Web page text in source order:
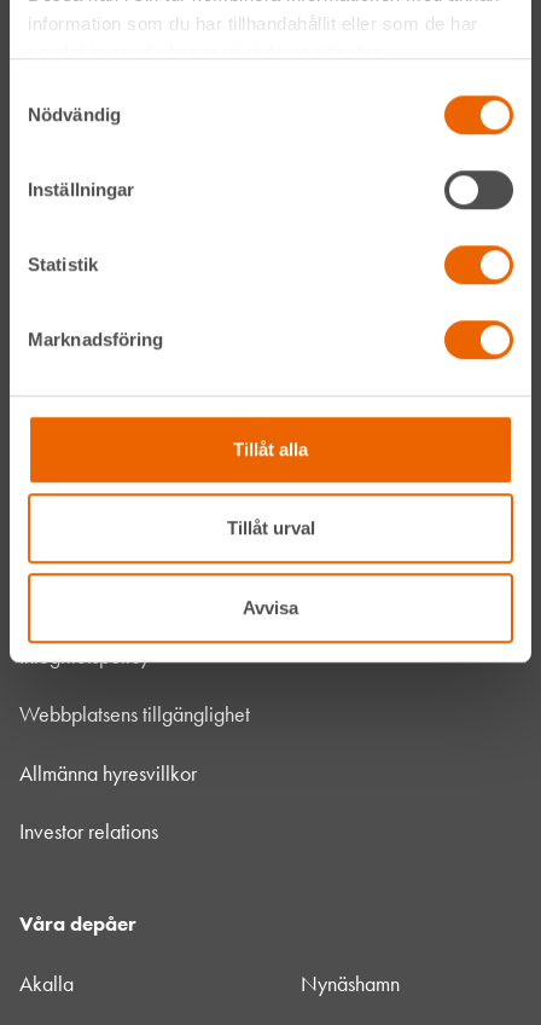
information som du har tillhandahållit eller som de har
Nödvändig
Inställningar
Statistik
Marknadsföring
Tillåt alla
Tillåt urval
Avvisa
Våra maskiner
Jobba hos oss
HLLÅ! Vår värld
Kontakta oss
Bli kund
Integritetspolicy
Webbplatsens tillgänglighet
Allmänna hyresvillkor
Investor relations
Våra depåer
Akalla Nynäshamn